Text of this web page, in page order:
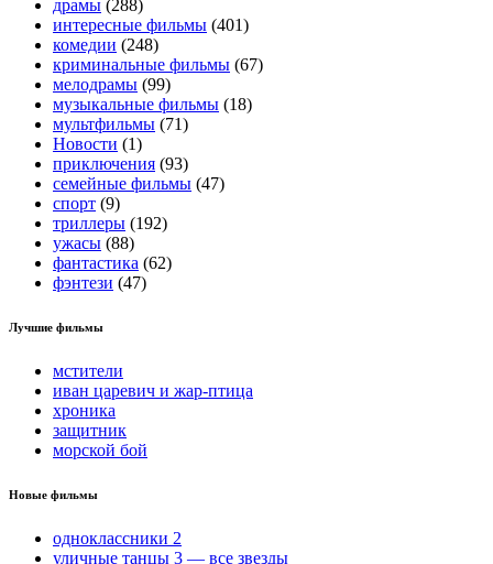
драмы (288)
интересные фильмы (401)
комедии (248)
криминальные фильмы (67)
мелодрамы (99)
музыкальные фильмы (18)
мультфильмы (71)
Новости (1)
приключения (93)
семейные фильмы (47)
спорт (9)
триллеры (192)
ужасы (88)
фантастика (62)
фэнтези (47)
Лучшие фильмы
мстители
иван царевич и жар-птица
хроника
защитник
морской бой
Новые фильмы
одноклассники 2
уличные танцы 3 — все звезды